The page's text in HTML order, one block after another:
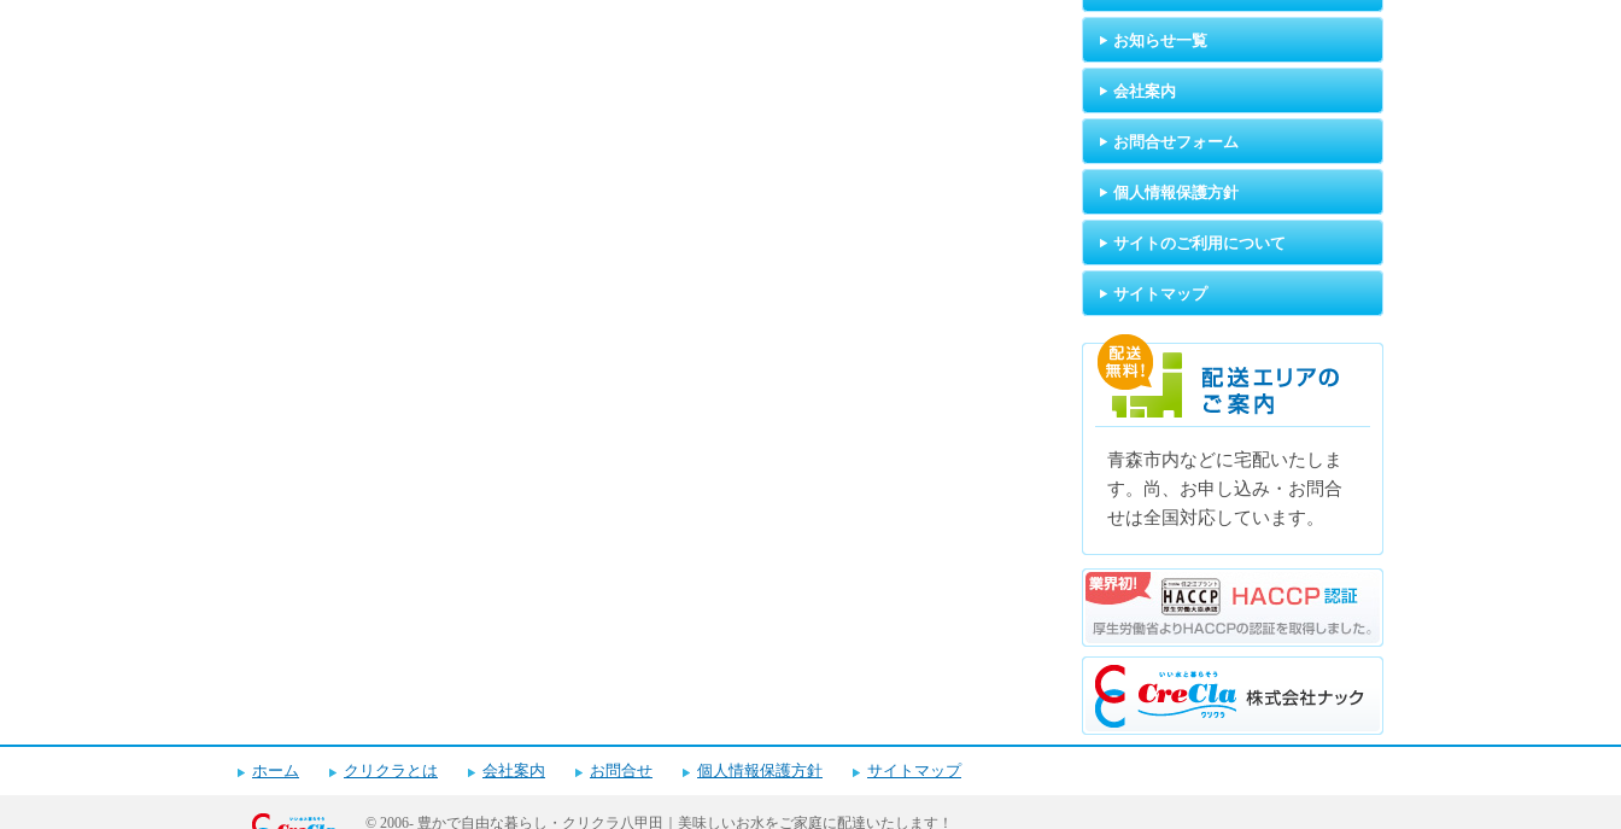
お知らせ一覧
会社案内
お問合せフォーム
個人情報保護方針
サイトのご利用について
サイトマップ
配送エリアのご案内
青森市内などに宅配いたしま
す。尚、お申し込み・お問合
せは全国対応しています。
ホーム クリクラとは 会社案内 お問合せ 個人情報保護方針 サイトマップ
© 2006- 豊かで自由な暮らし・クリクラ八甲田｜美味しいお水をご家庭に配達いたします！